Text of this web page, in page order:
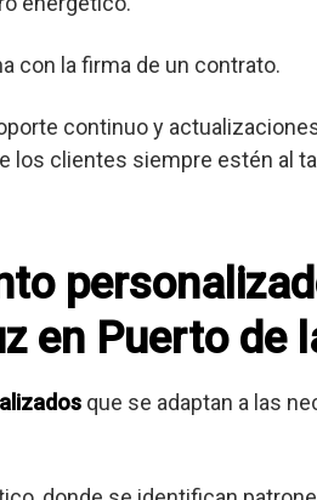
con la firma de un contrato.
continuo y
los clientes siempre estén al
en Puerto de
que se adaptan a las